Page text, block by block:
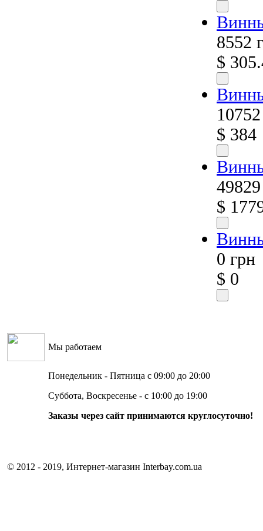
8552
$
$ 384
$
0 грн
$ 0
Мы работаем
Понедельник - Пятница с 09:00 до 20:00
Суббота, Воскресенье - с 10:00 до 19:00
Заказы через сайт принимаются круглосуточно!
© 2012 - 2019, Интернет-магазин Interbay.com.ua